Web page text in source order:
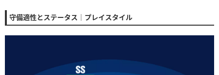
守備適性とステータス｜プレイスタイル